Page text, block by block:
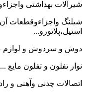
شیرآلات بهداشتی
شیلنگ واجزاءوقطعات
استیل،پلاتورو...
دوش و سردوش و لوازم
نوار تفلون و تفلون مایع ...
اتصالات چدنی وآهنی و